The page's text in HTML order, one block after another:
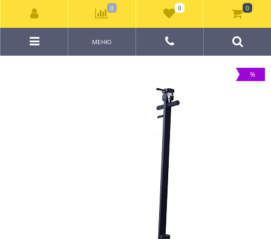
МЕНЮ
%
0 0 0